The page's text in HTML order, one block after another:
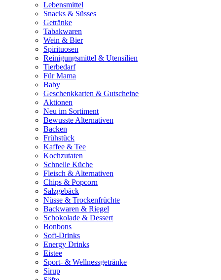
Lebensmittel
Snacks & Süsses
Getränke
Tabakwaren
Wein & Bier
Spirituosen
Reinigungsmittel & Utensilien
Tierbedarf
Für Mama
Baby
Geschenkkarten & Gutscheine
Aktionen
Neu im Sortiment
Bewusste Alternativen
Backen
Frühstück
Kaffee & Tee
Kochzutaten
Schnelle Küche
Fleisch & Alternativen
Chips & Popcorn
Salzgebäck
Nüsse & Trockenfrüchte
Backwaren & Riegel
Schokolade & Dessert
Bonbons
Soft-Drinks
Energy Drinks
Eistee
Sport- & Wellnessgetränke
Sirup